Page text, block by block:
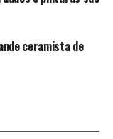
suas peças
técnicas de
resíduos em
disso, Ueli
e
ceramista de